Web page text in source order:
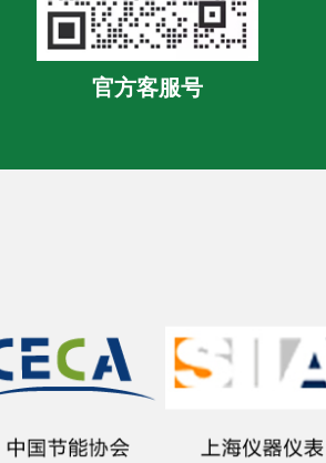
官方客服号